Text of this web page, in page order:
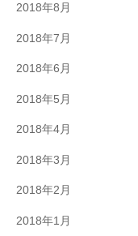
2018年8月
2018年7月
2018年6月
2018年5月
2018年4月
2018年3月
2018年2月
2018年1月